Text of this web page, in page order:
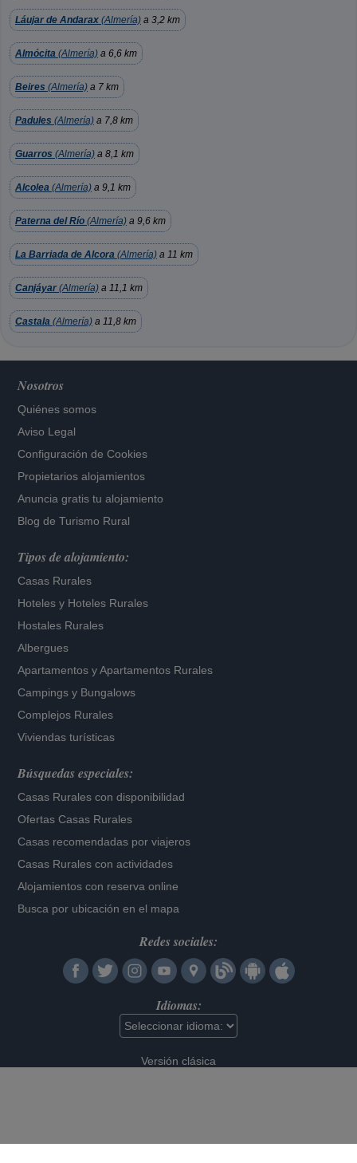
Láujar de Andarax (Almería) a 3,2 km
Almócita (Almería) a 6,6 km
Beires (Almería) a 7 km
Padules (Almería) a 7,8 km
Guarros (Almería) a 8,1 km
Alcolea (Almería) a 9,1 km
Paterna del Río (Almería) a 9,6 km
La Barriada de Alcora (Almería) a 11 km
Canjáyar (Almería) a 11,1 km
Castala (Almería) a 11,8 km
Nosotros
Quiénes somos
Aviso Legal
Configuración de Cookies
Propietarios alojamientos
Anuncia gratis tu alojamiento
Blog de Turismo Rural
Tipos de alojamiento:
Casas Rurales
Hoteles y Hoteles Rurales
Hostales Rurales
Albergues
Apartamentos yApartamentos Rurales
Campings y Bungalows
Complejos Rurales
Viviendas turísticas
Búsquedas especiales:
Casas Rurales con disponibilidad
Ofertas Casas Rurales
Casas recomendadas por viajeros
Casas Rurales con actividades
Alojamientos con reserva online
Busca por ubicación en el mapa
Redes sociales:
Idiomas:
Versión clásica